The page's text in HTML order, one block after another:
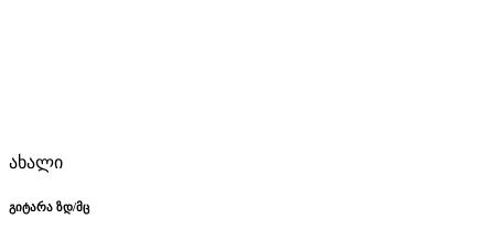
ახალი
გიტარა ზდ/მც